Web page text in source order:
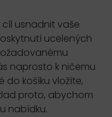
cíl usnadnit vaše
ucelených
naprosto k ničemu
do košíku vložíte,
proto, abychom
nabídku.